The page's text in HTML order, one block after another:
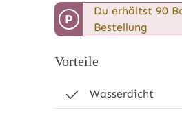
P
Du erhältst 90
Bestellung
Vorteile
Wasserdicht